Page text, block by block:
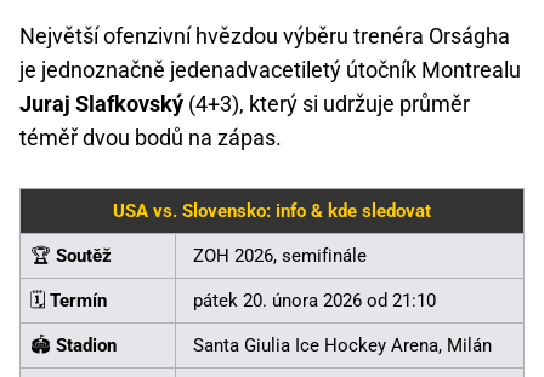
Největší ofenzivní hvězdou výběru trenéra Orságha
je jednoznačně jedenadvacetiletý útočník Montrealu
Juraj Slafkovský (4+3), který si udržuje průměr
téměř dvou bodů na zápas.
USA vs. Slovensko: info & kde sledovat
🏆 Soutěž ZOH 2026, semifinále
🗓️ Termín pátek 20. února 2026 od 21:10
🏟️ Stadion Santa Giulia Ice Hockey Arena, Milán